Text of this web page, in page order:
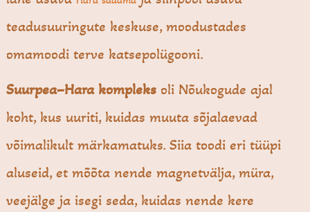
teadusuuringute keskuse, moodustades
omamoodi terve katsepolügooni.
Suurpea–Hara kompleks oli Nõukogude ajal
koht, kus uuriti, kuidas muuta sõjalaevad
võimalikult märkamatuks. Siia toodi eri tüüpi
aluseid, et mõõta nende magnetvälja, müra,
veejälge ja isegi seda, kuidas nende kere